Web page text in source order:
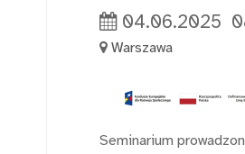
04.06.2025
Warszawa
Seminarium